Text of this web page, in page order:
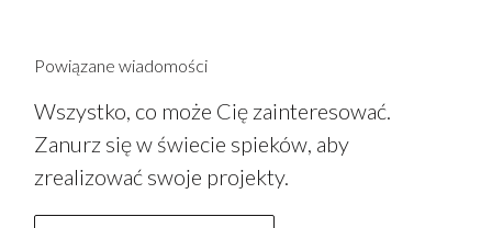
Powiązane wiadomości
Wszystko, co może Cię zainteresować.
Zanurz się w świecie spieków, aby
zrealizować swoje projekty.